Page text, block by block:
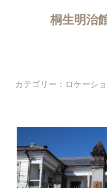
桐生明治
カテゴリー： ロケーシ